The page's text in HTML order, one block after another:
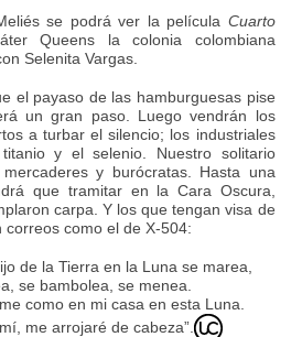
se podrá ver la película Cuarto
Queens la colonia colombiana
Selenita Vargas.
el payaso de las hamburguesas pise
un gran paso. Luego vendrán los
a turbar el silencio; los industriales
y el selenio. Nuestro solitario
y burócratas. Hasta una
que tramitar en la Cara Oscura,
carpa. Y los que tengan visa de
como el de X-504:
de la Tierra en la Luna se marea,
se bambolea, se menea.
como en mi casa en esta Luna.
me arrojaré de cabeza”.